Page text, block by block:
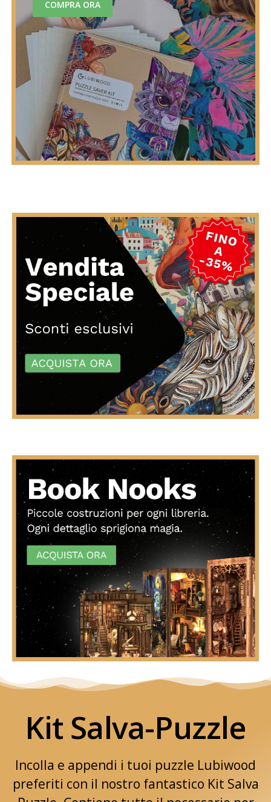
COMPRA ORA
Kit Salva-Puzzle
Incolla e appendi i tuoi puzzle Lubiwood
preferiti con il nostro fantastico Kit Salva